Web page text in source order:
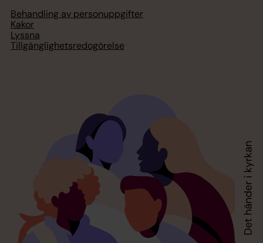
Behandling av personuppgifter
Kakor
Lyssna
Tillgänglighetsredogörelse